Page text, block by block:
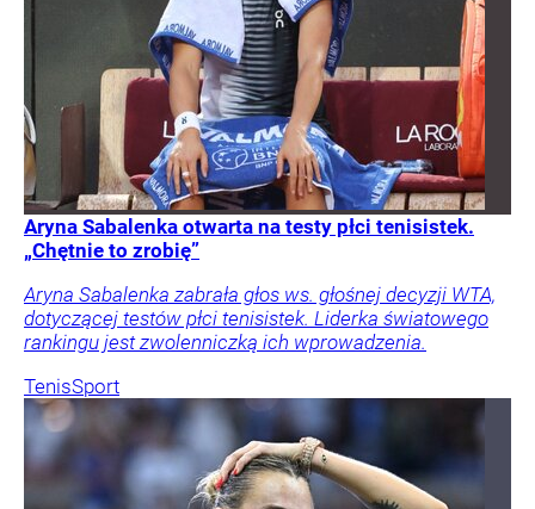
Aryna Sabalenka otwarta na testy płci tenisistek.
„Chętnie to zrobię”
Aryna Sabalenka zabrała głos ws. głośnej decyzji WTA,
dotyczącej testów płci tenisistek. Liderka światowego
rankingu jest zwolenniczką ich wprowadzenia.
TenisSport